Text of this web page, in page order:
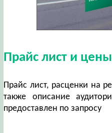
Прайс лист и
Прайс лист, расценки на
также описание
предоставлен по запросу